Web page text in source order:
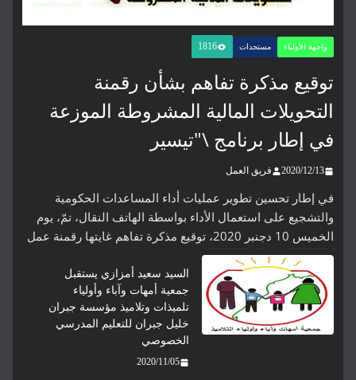
واجهة الأولياء مستجدات 1816
توقيع مذكرة تفاهم بشأن رقمنة
التحويلات المالية المشروطة الموزعة
في إطار برنامج \"تيسير
2020/12/13 فريق العمل
في إطار تحسين تطوير عمليات أداء المساعدات الحكومية
والتشجيع على استعمال الأداء بواسطة الهاتف النقال، تمّ، يوم
الخميس 10 دجنبر 2020، توقيع مذكرة تفاهم غايتها رقمنة عمل
السيد سعيد أمزازي يستقبل
جمعية أمهات وآباء وأولياء
تلميذات وتلاميذ مؤسسة جبران
خليل جبران للتعليم المدرسي
الخصوصي
2020/11/05